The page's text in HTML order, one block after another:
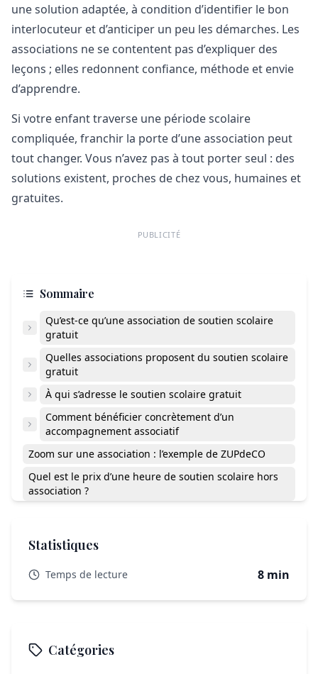
une solution adaptée, à condition d’identifier le bon
interlocuteur et d’anticiper un peu les démarches. Les
associations ne se contentent pas d’expliquer des
leçons ; elles redonnent confiance, méthode et envie
d’apprendre.
Si votre enfant traverse une période scolaire
compliquée, franchir la porte d’une association peut
tout changer. Vous n’avez pas à tout porter seul : des
solutions existent, proches de chez vous, humaines et
gratuites.
PUBLICITÉ
Sommaire
Qu’est-ce qu’une association de soutien scolaire
gratuit
Quelles associations proposent du soutien scolaire
gratuit
À qui s’adresse le soutien scolaire gratuit
Comment bénéficier concrètement d’un
accompagnement associatif
Zoom sur une association : l’exemple de ZUPdeCO
Quel est le prix d’une heure de soutien scolaire hors
association ?
Quelle est la différence entre plateforme privée et
association ?
Trouver l’accompagnement qui convient à votre enfant
Statistiques
Temps de lecture 8 min
Catégories